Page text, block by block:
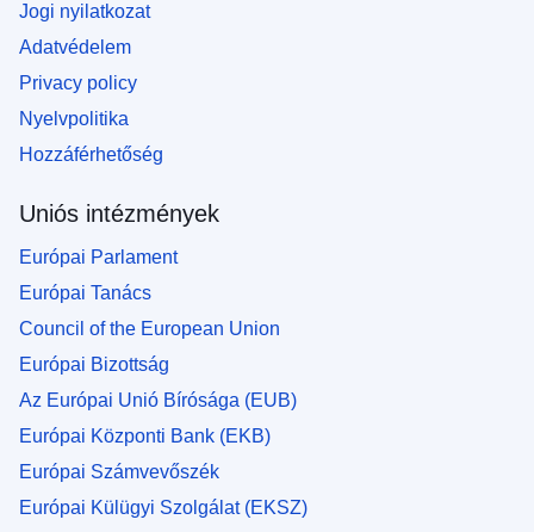
Jogi nyilatkozat
Adatvédelem
Privacy policy
Nyelvpolitika
Hozzáférhetőség
Uniós intézmények
Európai Parlament
Európai Tanács
Council of the European Union
Európai Bizottság
Az Európai Unió Bírósága (EUB)
Európai Központi Bank (EKB)
Európai Számvevőszék
Európai Külügyi Szolgálat (EKSZ)